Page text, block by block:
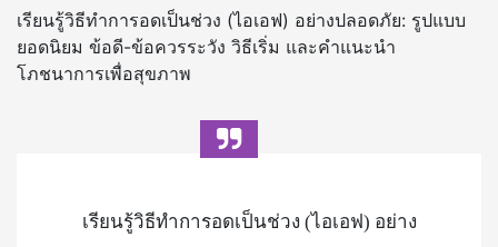
เรียนรู้วิธีทำการอดเป็นช่วง (ไอเอฟ) อย่างปลอดภัย: รูปแบบ
ยอดนิยม ข้อดี-ข้อควรระวัง วิธีเริ่ม และคำแนะนำ
โภชนาการเพื่อสุขภาพ
เรียนรู้วิธีทำการอดเป็นช่วง (ไอเอฟ) อย่าง